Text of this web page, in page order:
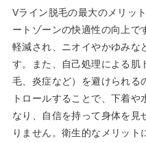
Vライン脱毛の最大のメリッ
ートゾーンの快適性の向上で
軽減され、ニオイやかゆみな
す。また、自己処理による肌
毛、炎症など）を避けられる
トロールすることで、下着や
なり、自信を持って身体を見
りません。衛生的なメリッ